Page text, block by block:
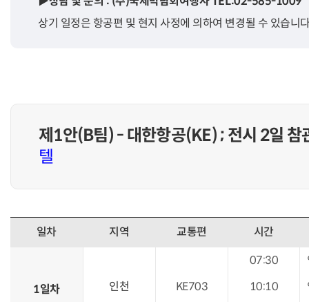
상기 일정은 항공편 및 현지 사정에 의하여 변경될 수 있습니
제1안(B팀) - 대한항공(KE) ; 전시 2일 참
텔
일차 지역 교통편 시간
1일차
07:30
인천
KE703 10:10